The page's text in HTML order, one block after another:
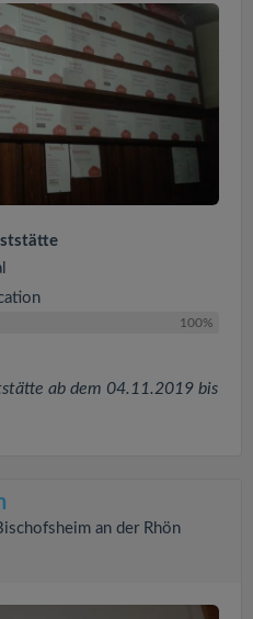
100%
ab dem 04.11.2019 bis
an der Rhön